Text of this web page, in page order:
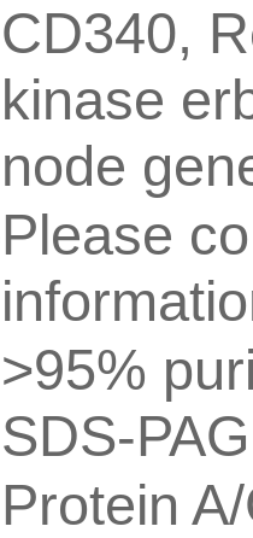
CD340,
kinase
node
Please
>95%
SDS-
Protein